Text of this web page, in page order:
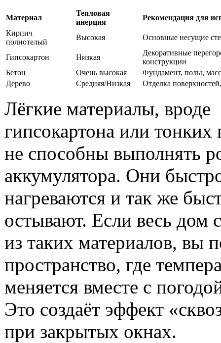
Материал
Тепловая
инерция
Рекомендация для
Кирпич
полнотелый
Высокая Основные несущие
Гипсокартон Низкая
Декоративные
конструкции
Бетон
Очень высокая
Фундамент, полы,
Дерево
Средняя/Низкая Отделка
Лёгкие материалы, вроде
гипсокартона или тонких
не способны выполнять
аккумулятора. Они
нагреваются и так же
остывают. Если весь дом
из таких материалов, вы
пространство, где
меняется вместе с
Это создаёт эффект
при закрытых окнах.